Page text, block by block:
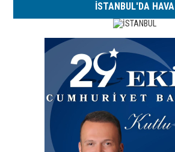
İSTANBUL'DA HAVA